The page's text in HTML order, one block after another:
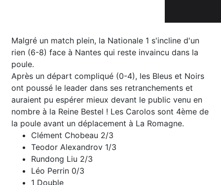
Malgré un match plein, la Nationale 1 s'incline d'un
rien (6-8) face à Nantes qui reste invaincu dans la
poule.
Après un départ compliqué (0-4), les Bleus et Noirs
ont poussé le leader dans ses retranchements et
auraient pu espérer mieux devant le public venu en
nombre à la Reine Bestel ! Les Carolos sont 4ème de
la poule avant un déplacement à La Romagne.
Clément Chobeau 2/3
Teodor Alexandrov 1/3
Rundong Liu 2/3
Léo Perrin 0/3
1 Double